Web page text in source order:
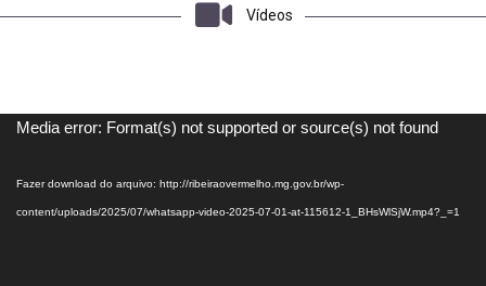
Vídeos
Tocador
vídeo
Media error: Format(s) not supported or source(s) not found
Fazer download do arquivo: http://ribeiraovermelho.mg.gov.br/wp-
content/uploads/2025/07/whatsapp-video-2025-07-01-at-115612-1_BHsWlSjW.mp4?_=1